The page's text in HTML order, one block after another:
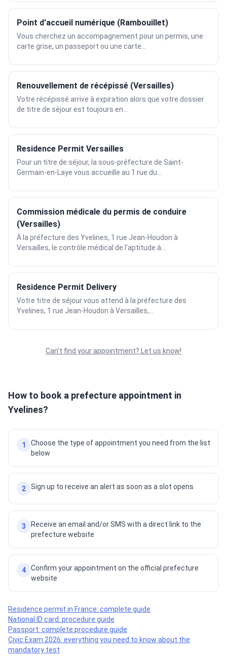
Point d'accueil numérique (Rambouillet)
Vous cherchez un accompagnement pour un permis, une
carte grise, un passeport ou une carte...
Renouvellement de récépissé (Versailles)
Votre récépissé arrive à expiration alors que votre dossier
de titre de séjour est toujours en...
Residence Permit Versailles
Pour un titre de séjour, la sous-préfecture de Saint-
Germain-en-Laye vous accueille au 1 rue du...
Commission médicale du permis de conduire
(Versailles)
À la préfecture des Yvelines, 1 rue Jean-Houdon à
Versailles, le contrôle médical de l'aptitude à...
Residence Permit Delivery
Votre titre de séjour vous attend à la préfecture des
Yvelines, 1 rue Jean-Houdon à Versailles,...
Can't find your appointment? Let us know!
How to book a prefecture appointment in
Yvelines?
1
Choose the type of appointment you need from the list
below
2 Sign up to receive an alert as soon as a slot opens
3
Receive an email and/or SMS with a direct link to the
prefecture website
4
Confirm your appointment on the official prefecture
website
Residence permit in France: complete guide
National ID card: procedure guide
Passport: complete procedure guide
Civic Exam 2026: everything you need to know about the
mandatory test